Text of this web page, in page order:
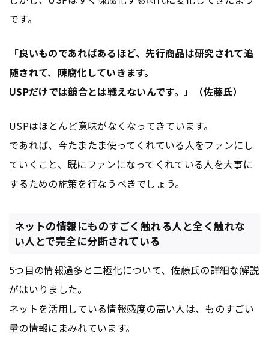
です。
「良いものであればあるほど、先行商品は研究されて追
随されて、陳腐化していきます。
USPだけでは競合とは戦えないんです。」（佐藤氏）
USPはほとんど意味がなくなってきています。
であれば、今たまたま使ってくれている人をファンにし
ていくこと、既にファンになってくれている人を大事に
するための施策を行なうべきでしょう。
ネットの情報にものすごく触れる人と全く触れな
い人とで完全に分断されている
5つ目の情報過多と二極化について、佐藤氏の詳細な解説
がはいりました。
ネットを活用している情報感度の高い人は、ものすごい
量の情報にまみれています。